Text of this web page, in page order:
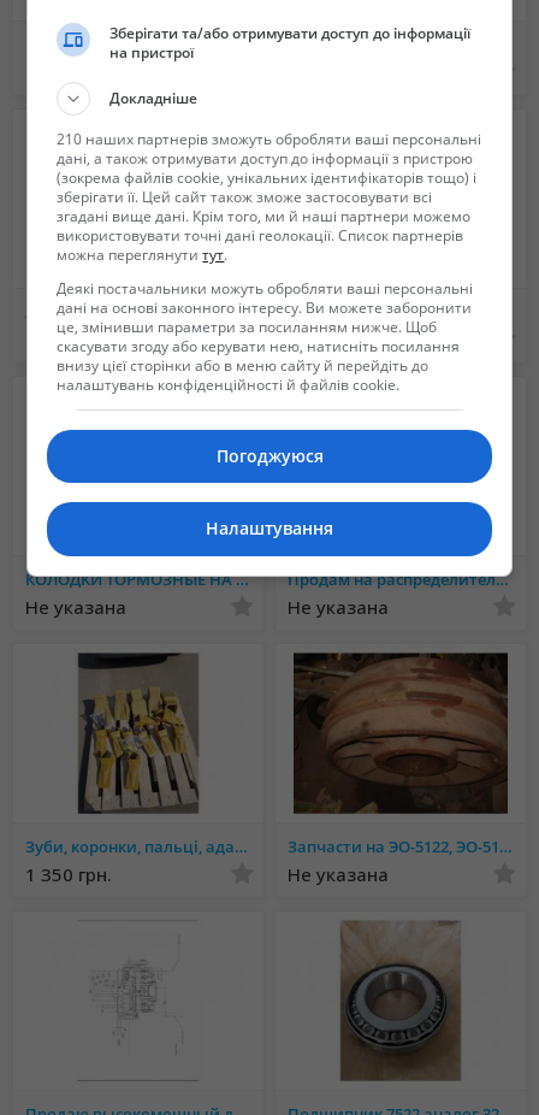
Корпусные подшипники к С\Х технике , оборудованию
Якісне сільськогосподарське навісне обладнання відомих європейських виробників.
1 грн. Не указана
КОЛОДКИ ТОРМОЗНЫЕ НА ПРИЦЕП 2ПТС-4, 2ПТС-6, 2ПТС-9
Не указана
Продам на распределители: клапанные коробки секции, клапана.
Не указана
Зуби, коронки, пальці, адаптера на ковші для екскаваторів і навантажувачів
1 350 грн.
Запчасти на ЭО-5122, ЭО-5124, ЭО-2503, ЭО-6123.
Не указана
Зберігати та/або отримувати доступ до інформації
на пристрої
Докладніше
210 наших партнерів зможуть обробляти ваші персональні
дані, а також отримувати доступ до інформації з пристрою
(зокрема файлів cookie, унікальних ідентифікаторів тощо) і
зберігати її. Цей сайт також зможе застосовувати всі
згадані вище дані. Крім того, ми й наші партнери можемо
використовувати точні дані геолокації. Список партнерів
можна переглянутитут.
Деякі постачальники можуть обробляти ваші персональні
дані на основі законного інтересу. Ви можете заборонити
це, змінивши параметри за посиланням нижче. Щоб
скасувати згоду або керувати нею, натисніть посилання
внизу цієї сторінки або в меню сайту й перейдіть до
налаштувань конфіденційності й файлів cookie.
Погоджуюся
Налаштування